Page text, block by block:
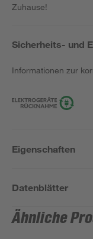
Zuhause!
Sicherheits- und
Informationen zur
Eigenschaften
Datenblätter
Ähnliche